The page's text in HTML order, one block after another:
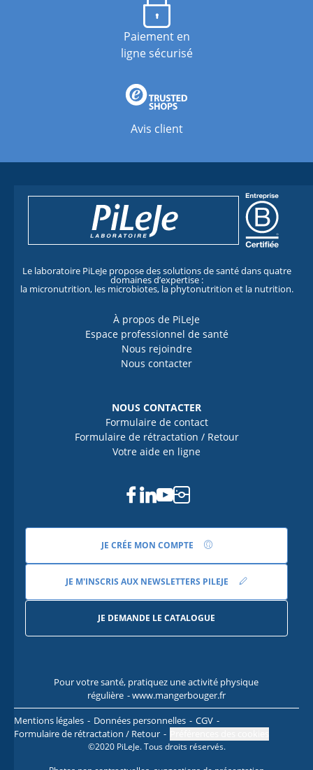
Paiement en
ligne sécurisé
Avis client
Le laboratoire PiLeJe propose des solutions de santé dans quatre
domaines d’expertise :
la micronutrition, les microbiotes, la phytonutrition et la nutrition.
À propos de PiLeJe
Espace professionnel de santé
Nous rejoindre
Nous contacter
NOUS CONTACTER
Formulaire de contact
Formulaire de rétractation / Retour
Votre aide en ligne
Facebook
Linkedin
Youtube
Instagram
JE CRÉE MON COMPTE
JE M'INSCRIS AUX NEWSLETTERS PILEJE
JE DEMANDE LE CATALOGUE
Pour votre santé, pratiquez une activité physique
régulière - www.mangerbouger.fr
Mentions légales
Données personnelles
CGV
Formulaire de rétractation / Retour
©2020 PiLeJe. Tous droits réservés.